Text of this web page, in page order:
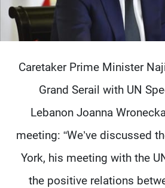
Caretaker Prime Minister
Grand Serail with UN
Lebanon Joanna
meeting: “We’ve discussed
York, his meeting with the
the positive relations
وظائف
تواصل معنا
سياسة الخصوصية